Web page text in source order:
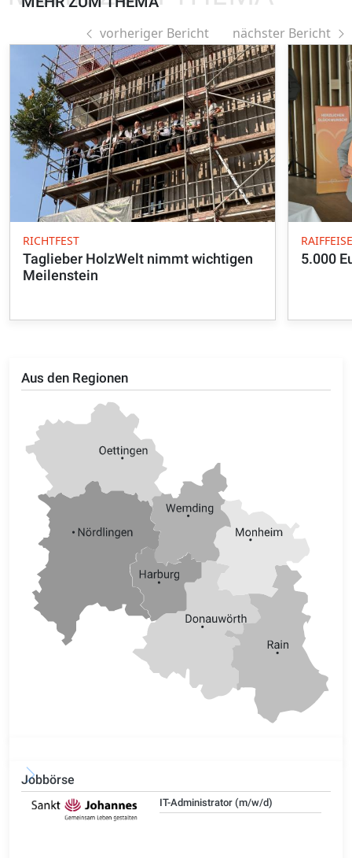
Aus den Regionen
Jobbörse
IT-Administrator (m/w/d)
vorheriger Bericht nächster Bericht
RICHTFEST
Taglieber HolzWelt nimmt wichtigen
Meilenstein
5.000